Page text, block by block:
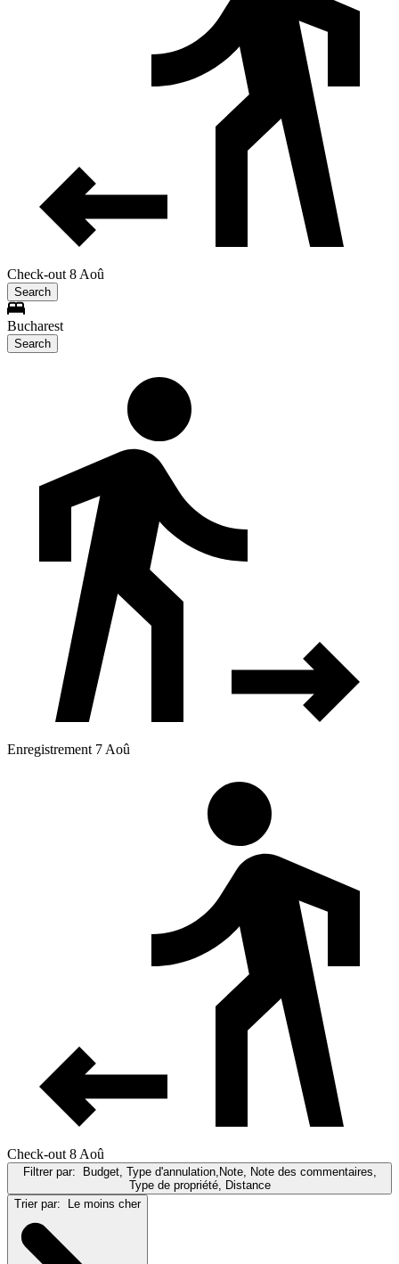
Check-out 8 Aoû
Search
Bucharest
Search
Enregistrement 7 Aoû
Check-out 8 Aoû
Filtrer par:
Budget, Type d'annulation,Note, Note des commentaires,
Type de propriété, Distance
Trier par:
Le moins cher